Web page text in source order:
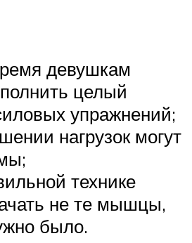
девушкам
целый
упражнений;
нагрузок могут
технике
не те мышцы,
было.